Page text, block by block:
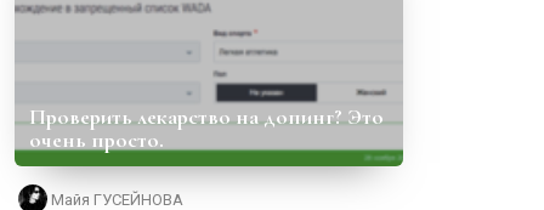
Проверить лекарство на допинг? Это
очень просто.
Майя ГУСЕЙНОВА